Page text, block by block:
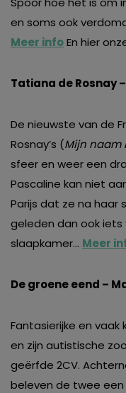
en soms ook
Meer infoEn hier
Tatiana de Rosnay
De nieuwste van de
Rosnay’s (Mijn naam
sfeer en weer een
Pascaline kan niet
Parijs dat ze na haar
geleden dan ook iets
slaapkamer… Meer
De groene eend –
Fantasierijke en
en zijn autistische
geërfde 2CV.
beleven de twee